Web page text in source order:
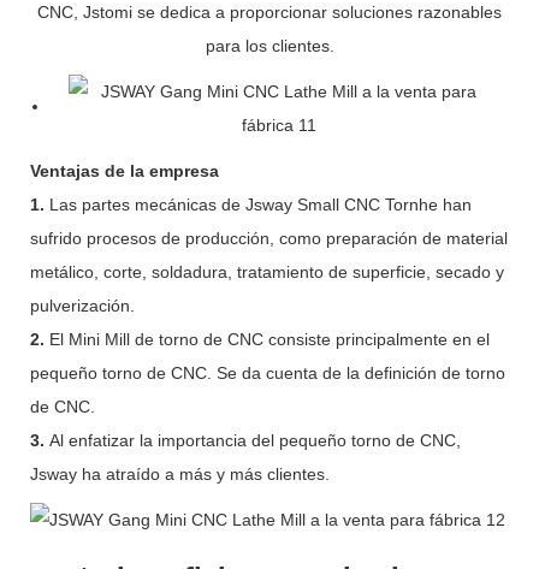
CNC, Jstomi se dedica a proporcionar soluciones razonables
para los clientes.
Ventajas de la empresa
1. Las partes mecánicas de Jsway Small CNC Tornhe han
sufrido procesos de producción, como preparación de material
metálico, corte, soldadura, tratamiento de superficie, secado y
pulverización.
2. El Mini Mill de torno de CNC consiste principalmente en el
pequeño torno de CNC. Se da cuenta de la definición de torno
de CNC.
3. Al enfatizar la importancia del pequeño torno de CNC,
Jsway ha atraído a más y más clientes.